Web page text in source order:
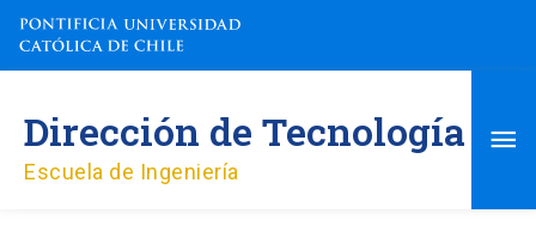
contenido
Dirección de Tecnología
Escuela de Ingeniería